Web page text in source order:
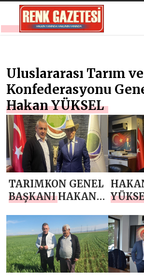
Uluslararası Tarım ve
Konfederasyonu
Hakan YÜKSEL
TARIMKON GENEL
BAŞKANI HAKAN
TEMMUZ
GAZETECİLER VE
BASIN BAYRAMI
MESAJI
MİLLİ
GÜNÜ